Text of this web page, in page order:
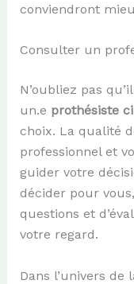
conviendront
Consulter un
N’oubliez pas
un.e prothésiste
choix. La qualité
professionnel et
guider votre
décider pour
questions et
votre regard.
Dans l’univers de